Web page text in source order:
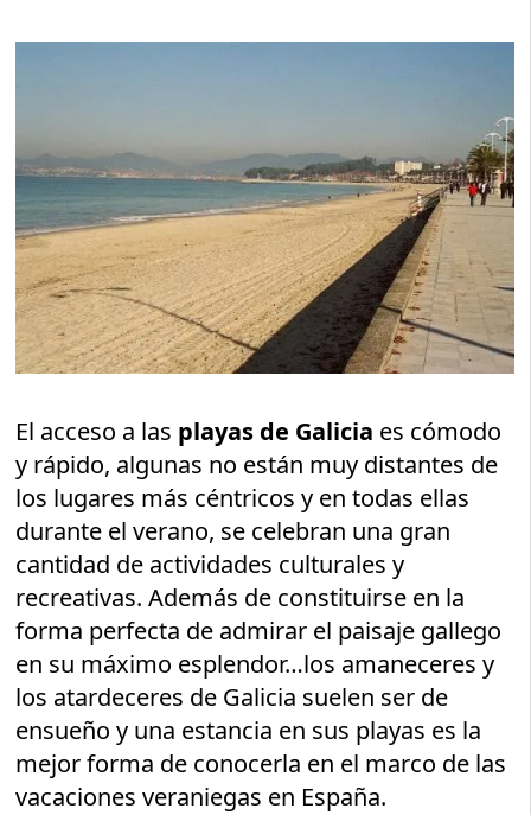
El acceso a las playas de Galicia es cómodo
y rápido, algunas no están muy distantes de
los lugares más céntricos y en todas ellas
durante el verano, se celebran una gran
cantidad de actividades culturales y
recreativas. Además de constituirse en la
forma perfecta de admirar el paisaje gallego
en su máximo esplendor…los amaneceres y
los atardeceres de Galicia suelen ser de
ensueño y una estancia en sus playas es la
mejor forma de conocerla en el marco de las
vacaciones veraniegas en España.